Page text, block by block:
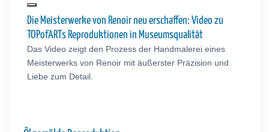
Die Meisterwerke von Renoir neu erschaffen: Video zu
TOPofARTs Reproduktionen in Museumsqualität
Das Video zeigt den Prozess der Handmalerei eines
Meisterwerks von Renoir mit äußerster Präzision und
Liebe zum Detail.